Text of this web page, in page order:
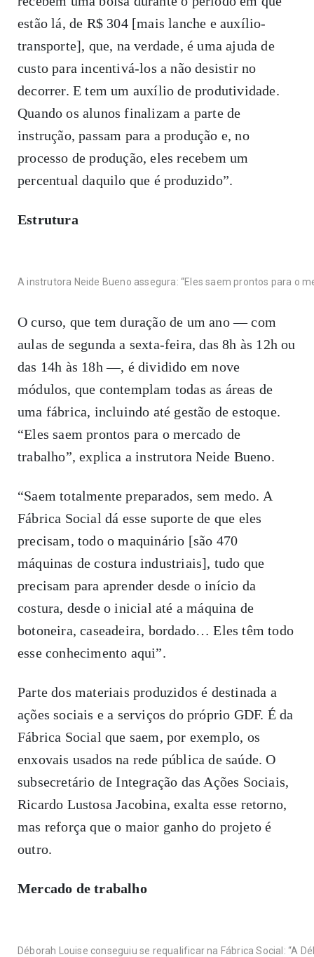
estão lá, de R$ 304 [mais lanche e auxílio-
transporte], que, na verdade, é uma ajuda de
custo para incentivá-los a não desistir no
decorrer. E tem um auxílio de produtividade.
Quando os alunos finalizam a parte de
instrução, passam para a produção e, no
processo de produção, eles recebem um
percentual daquilo que é produzido”.
Estrutura
A instrutora Neide Bueno assegura: “Eles saem prontos para o
O curso, que tem duração de um ano — com
aulas de segunda a sexta-feira, das 8h às 12h ou
das 14h às 18h —, é dividido em nove
módulos, que contemplam todas as áreas de
uma fábrica, incluindo até gestão de estoque.
“Eles saem prontos para o mercado de
trabalho”, explica a instrutora Neide Bueno.
“Saem totalmente preparados, sem medo. A
Fábrica Social dá esse suporte de que eles
precisam, todo o maquinário [são 470
máquinas de costura industriais], tudo que
precisam para aprender desde o início da
costura, desde o inicial até a máquina de
botoneira, caseadeira, bordado… Eles têm todo
esse conhecimento aqui”.
Parte dos materiais produzidos é destinada a
ações sociais e a serviços do próprio GDF. É da
Fábrica Social que saem, por exemplo, os
enxovais usados na rede pública de saúde. O
subsecretário de Integração das Ações Sociais,
Ricardo Lustosa Jacobina, exalta esse retorno,
mas reforça que o maior ganho do projeto é
outro.
Mercado de trabalho
Déborah Louise conseguiu se requalificar na Fábrica Social: “A